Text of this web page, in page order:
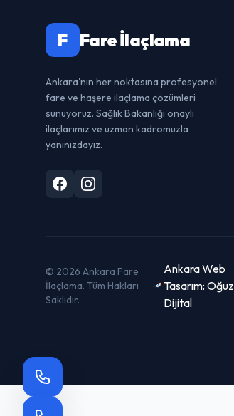
F Fare İlaçlama
Ankara'nın her noktasına profesyonel
fare ve haşere ilaçlama çözümleri
sunuyoruz. Sağlık Bakanlığı onaylı
ilaçlarımız ve uzman kadromuzla
yanınızdayız.
© 2026 Ankara Fare
İlaçlama. Tüm Hakları
Saklıdır.
Ankara Web
Tasarım: Oğuz
Dijital